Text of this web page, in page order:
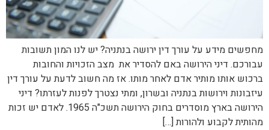
מחפשים מידע על עורך דין ירושה בנתניה? יש לנו המון תשובות
עבורכם. דיני הירושה באם להסדיר את מצב הזכויות והחובות
ברכוש אותו מותיר אדם לאחר מותו. אז מה חשוב לדעת על עורך דין
עיזבונות וירושות בנתניה ובשרון, ומתי נצטרך לפנות לעזרתו? דיני
הירושה בארץ מוסדרים בחוק הירושה תשכ"ה 1965. לאדם יש זכות
מהותית לקבוע ולהורות […]